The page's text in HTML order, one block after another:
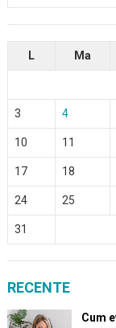
L Ma
3 4
10 11
17 18
24 25
31
RECENTE
Cum